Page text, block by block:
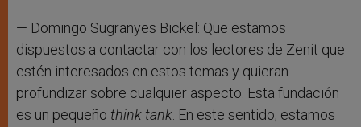
— Domingo Sugranyes Bickel: Que estamos
dispuestos a contactar con los lectores de Zenit que
estén interesados en estos temas y quieran
profundizar sobre cualquier aspecto. Esta fundación
es un pequeño think tank. En este sentido, estamos